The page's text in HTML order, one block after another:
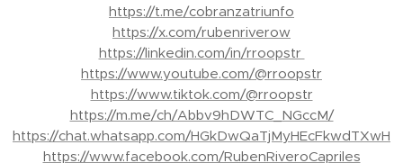
https://t.me/cobranzatriunfo
https://x.com/rubenriverow
https://linkedin.com/in/rroopstr
https://www.youtube.com/@rroopstr
https://www.tiktok.com/@rroopstr
https://m.me/ch/Abbv9hDWTC_NGccM/
https://chat.whatsapp.com/HGkDwQaTjMyHEcFkwdTXwH
https://www.facebook.com/RubenRiveroCapriles